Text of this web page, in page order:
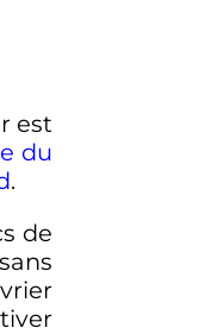
est
du
.
de